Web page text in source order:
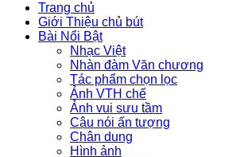
Trang chủ
Giới Thiệu chủ bút
Bài Nổi Bật
Nhạc Việt
Nhàn đàm Văn chương
Tác phẩm chọn lọc
Ảnh VTH chế
Ảnh vui sưu tầm
Câu nói ấn tượng
Chân dung
Hình ảnh